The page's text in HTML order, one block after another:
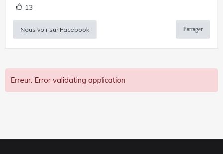
13
Nous voir sur Facebook Partager
Erreur: Error validating application